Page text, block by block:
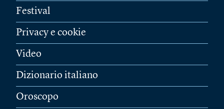
Festival
Privacy e cookie
Video
Dizionario italiano
Oroscopo